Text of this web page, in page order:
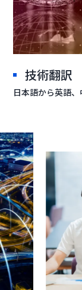
技術翻訳
日本語から英語